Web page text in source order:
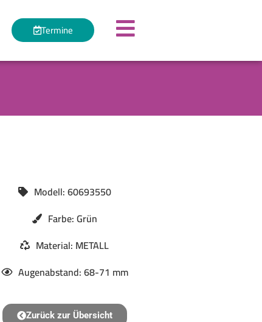
Termine
Modell: 60693550
Farbe: Grün
Material: METALL
Augenabstand: 68-71 mm
Zurück zur Übersicht